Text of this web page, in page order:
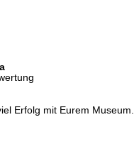
Erfolg mit Eurem Museum.